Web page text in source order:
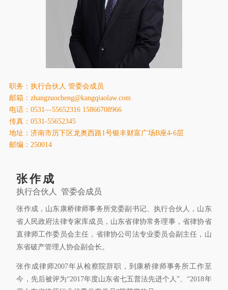
业务领域
社会责任
康桥法治研究院
康桥出版
职务：执行合伙人 管委会成员
邮箱：zhangzuocheng@kangqiaolaw.com
电话：0531—55652316 15866708966
传真：0531-55652345
地址：济南市历下区龙奥西路1号银丰财富广场B座4-6层
邮编：250014
张作成
执行合伙人 管委会成员
张作成，山东康桥律师事务所党委副书记、执行合伙人，山东
省人民政府法律专家库成员，山东省律协常务理事，省律协省
直律师工作委员会主任，省律协公司法专业委员会副主任，山
东省破产管理人协会副会长。
张作成律师2007年从检察院辞职，到康桥律师事务所工作至
今，先后被评为“2017年度山东省七五普法先进个人”、“2018年